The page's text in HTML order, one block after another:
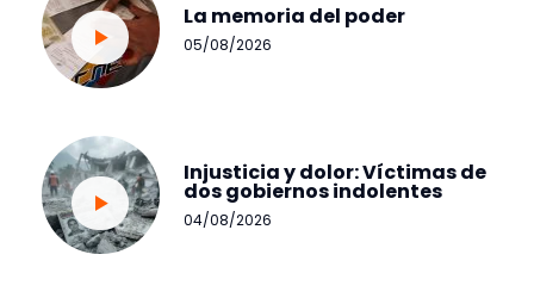
La memoria del poder
05/08/2026
Injusticia y dolor: Víctimas de
dos gobiernos indolentes
04/08/2026